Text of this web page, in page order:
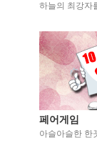
하늘의 최강자
페어게임
아슬아슬한 한